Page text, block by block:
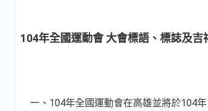
104年全國運動會 大會標語、標誌及
一、104年全國運動會在高雄並將於104